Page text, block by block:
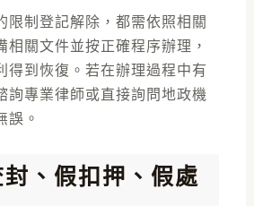
限制登記解除，都需依照相關
相關文件並按正確程序辦理，
得到恢復。若在辦理過程中有
詢專業律師或直接詢問地政機
誤。
、假扣押、假處